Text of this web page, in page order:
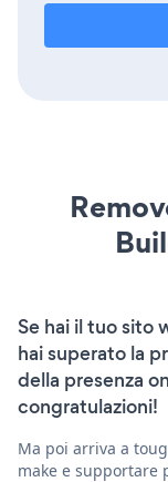
Se hai il tuo sito
hai superato la
della presenza
congratulazioni!
Ma poi arriva a
make e supportare